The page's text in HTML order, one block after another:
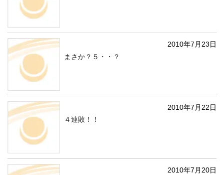
2010年7月23日
まさか？５・・？
2010年7月22日
４連敗！！
2010年7月20日